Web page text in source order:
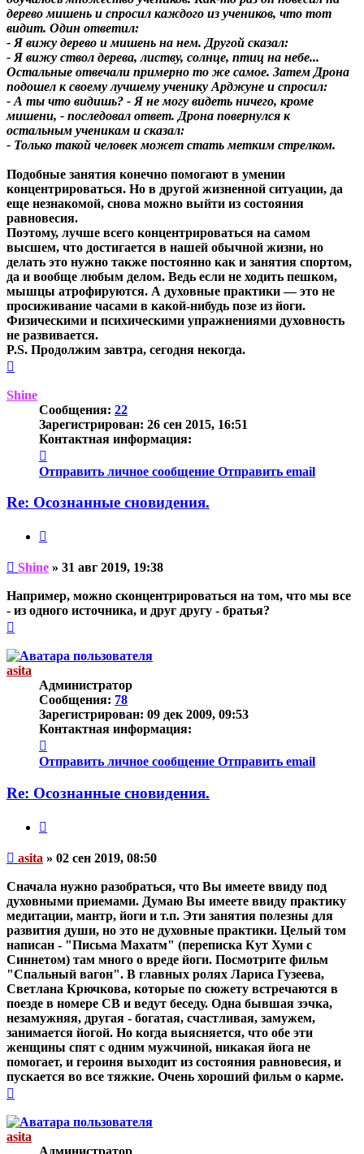
дерево мишень и спросил каждого из учеников, что тот
видит. Один ответил:
- Я вижу дерево и мишень на нем. Другой сказал:
- Я вижу ствол дерева, листву, солнце, птиц на небе...
Остальные отвечали примерно то же самое. Затем Дрона
подошел к своему лучшему ученику Арджуне и спросил:
- А ты что видишь? - Я не могу видеть ничего, кроме
мишени, - последовал ответ. Дрона повернулся к
остальным ученикам и сказал:
- Только такой человек может стать метким стрелком.
Подобные занятия конечно помогают в умении
концентрироваться. Но в другой жизненной ситуации, да
еще незнакомой, снова можно выйти из состояния
равновесия.
Поэтому, лучше всего концентрироваться на самом
высшем, что достигается в нашей обычной жизни, но
делать это нужно также постоянно как и занятия спортом,
да и вообще любым делом. Ведь если не ходить пешком,
мышцы атрофируются. А духовные практики — это не
просиживание часами в какой-нибудь позе из йоги.
Физическими и психическими упражнениями духовность
не развивается.
P.S. Продолжим завтра, сегодня некогда.
началу
Shine
Сообщения: 22
Зарегистрирован: 26 сен 2015, 16:51
Контактная информация:
информация
пользователя
Отправить личное сообщение Отправить email
Re: Осознанные сновидения.
Непрочитанное
Shine » 31 авг 2019, 19:38
Например, можно сконцентрироваться на том, что мы все
- из одного источника, и друг другу - братья?
началу
asita
Администратор
Сообщения: 78
Зарегистрирован: 09 дек 2009, 09:53
Контактная информация:
информация
пользователя
Отправить личное сообщение Отправить email
Re: Осознанные сновидения.
Непрочитанное
asita » 02 сен 2019, 08:50
Сначала нужно разобраться, что Вы имеете ввиду под
духовными приемами. Думаю Вы имеете ввиду практику
медитации, мантр, йоги и т.п. Эти занятия полезны для
развития души, но это не духовные практики. Целый том
написан - "Письма Махатм" (переписка Кут Хуми с
Синнетом) там много о вреде йоги. Посмотрите фильм
"Спальный вагон". В главных ролях Лариса Гузеева,
Светлана Крючкова, которые по сюжету встречаются в
поезде в номере СВ и ведут беседу. Одна бывшая зэчка,
незамужняя, другая - богатая, счастливая, замужем,
занимается йогой. Но когда выясняется, что обе эти
женщины спят с одним мужчиной, никакая йога не
помогает, и героиня выходит из состояния равновесия, и
пускается во все тяжкие. Очень хороший фильм о карме.
началу
asita
Администратор